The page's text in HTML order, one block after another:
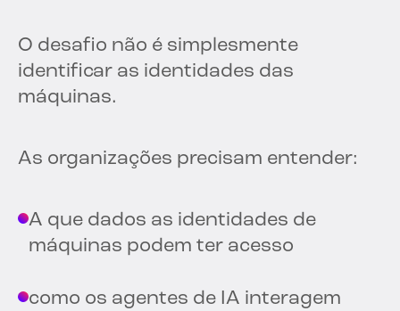
O desafio não é simplesmente
identificar as identidades das
máquinas.
As organizações precisam entender:
A que dados as identidades de
máquinas podem ter acesso
como os agentes de IA interagem